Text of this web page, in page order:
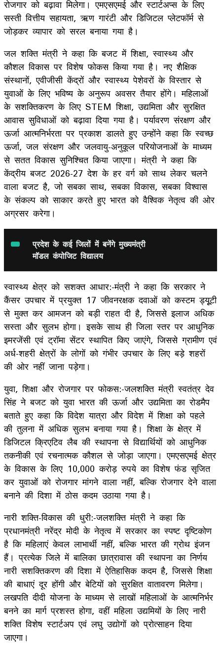
रोजगार को बढ़ावा मिलेगा। एमएसएमई और स्टार्टअप्स के लिए
सस्ती वित्तीय सहायता, ऋण गारंटी और डिजिटल प्लेटफॉर्म से
जोड़कर व्यापार को सरल बनाया गया है।
जल शक्ति मंत्री ने कहा कि बजट में शिक्षा, स्वास्थ्य और
कौशल विकास पर विशेष फोकस किया गया है। नए शैक्षिक
संस्थानों, एवीजीसी केंद्रों और स्वास्थ्य पेशेवरों के विस्तार से
युवाओं के लिए भविष्य के अनुरूप अवसर तैयार होंगे। महिलाओं
के सशक्तिकरण के लिए STEM शिक्षा, उद्यमिता और सुरक्षित
आवास सुविधाओं को बढ़ावा दिया गया है। पर्यावरण संरक्षण और
ऊर्जा आत्मनिर्भरता पर प्रकाश डालते हुए उन्होंने कहा कि स्वच्छ
ऊर्जा, जल संरक्षण और जलवायु-अनुकूल परियोजनाओं के माध्यम
से सतत विकास सुनिश्चित किया जाएगा। मंत्री ने कहा कि
केंद्रीय बजट 2026-27 देश के हर वर्ग को साथ लेकर चलने
वाला बजट है, जो सबका साथ, सबका विकास, सबका विश्वास
के संकल्प को साकार करते हुए भारत को वैश्विक नेतृत्व की ओर
अग्रसर करेगा।
प्रदेश के कई जिलों में बनेंगे मुख्यमंत्री
मॉडल कंपोजिट विद्यालय
स्वास्थ्य क्षेत्र को सशक्त आधार:-मंत्री ने कहा कि सरकार ने
कैंसर उपचार में प्रयुक्त 17 जीवनरक्षक दवाओं को कस्टम ड्यूूटी
से मुक्त कर आमजन को बड़ी राहत दी है, जिससे इलाज अधिक
सस्ता और सुलभ होगा। इसके साथ ही जिला स्तर पर आधुनिक
इमरजेंसी एवं ट्रॉमा सेंटर स्थापित किए जाएंगे, जिससे ग्रामीण एवं
अर्ध-शहरी क्षेत्रों के लोगों को गंभीर उपचार के लिए बड़े शहरों
की ओर नहीं जाना पड़ेगा।
युवा, शिक्षा और रोजगार पर फोकस:-जलशक्ति मंत्री स्वतंत्र देव
सिंह ने बजट को युवा भारत की ऊर्जा और उद्यमिता का रोडमैप
बताते हुए कहा कि विदेश यात्रा और विदेश में शिक्षा को पहले
की तुलना में अधिक सुलभ बनाया गया है। शिक्षा के क्षेत्र में
डिजिटल क्रिएटिव लैब की स्थापना से विद्यार्थियों को आधुनिक
तकनीकी एवं रचनात्मक कौशल से जोड़ा जाएगा। एमएसएमई क्षेत्र
के विकास के लिए 10,000 करोड़ रुपये का विशेष फंड सृजित
कर युवाओं को रोजगार मांगने वाला नहीं, बल्कि रोजगार देने वाला
बनाने की दिशा में ठोस कदम उठाया गया है।
नारी शक्ति-विकास की धुरी:-जलशक्ति मंत्री ने कहा कि
प्रधानमंत्री नरेंद्र मोदी के नेतृत्व में सरकार का स्पष्ट दृष्टिकोण
है कि महिलाएं केवल लाभार्थी नहीं, बल्कि भारत की ग्रोथ इंजन
हैं। प्रत्येक जिले में बालिका छात्रावास की स्थापना का निर्णय
नारी सशक्तिकरण की दिशा में ऐतिहासिक कदम है, जिससे शिक्षा
की बाधाएं दूर होंगी और बेटियों को सुरक्षित वातावरण मिलेगा।
लखपति दीदी योजना के माध्यम से लाखों महिलाओं के आत्मनिर्भर
बनने का मार्ग प्रशस्त होगा, वहीं महिला उद्यमियों के लिए नारी
शक्ति विशेष स्टार्टअप एवं लघु उद्योगों को प्रोत्साहन दिया
जाएगा।